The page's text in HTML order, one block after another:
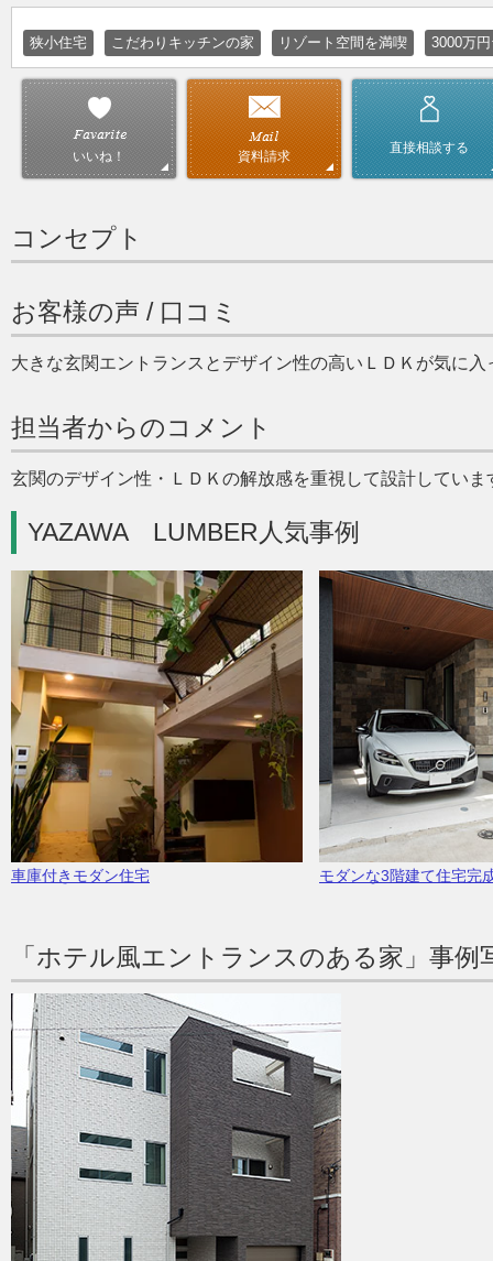
狭小住宅 こだわりキッチンの家 リゾート空間を満喫 3000万
いいね！ 資料請求
直接相談する
コンセプト
お客様の声 / 口コミ
大きな玄関エントランスとデザイン性の高いＬＤＫが気に入
担当者からのコメント
玄関のデザイン性・ＬＤＫの解放感を重視して設計していま
YAZAWA LUMBER人気事例
車庫付きモダン住宅 モダンな3階建て住宅完
「ホテル風エントランスのある家」事例